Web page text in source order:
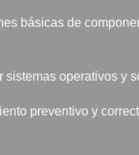
básicas de
sistemas operativos y
preventivo y